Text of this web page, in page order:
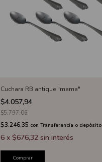
Cuchara RB antique "mama"
$4.057,94
$5.797,06
$3.246,35 con Transferencia o depósito
6 x$676,32 sin interés
Comprar